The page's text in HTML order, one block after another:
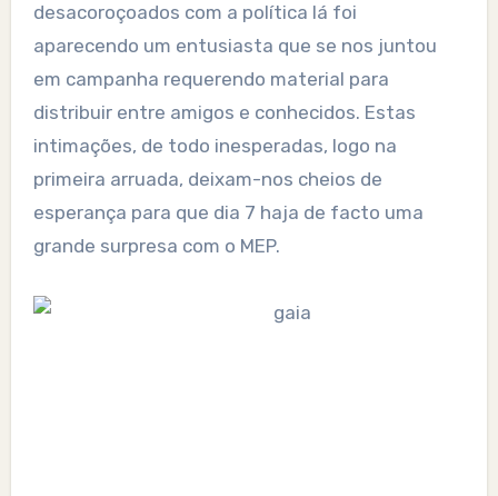
desacoroçoados com a política lá foi
aparecendo um entusiasta que se nos juntou
em campanha requerendo material para
distribuir entre amigos e conhecidos. Estas
intimações, de todo inesperadas, logo na
primeira arruada, deixam-nos cheios de
esperança para que dia 7 haja de facto uma
grande surpresa com o MEP.